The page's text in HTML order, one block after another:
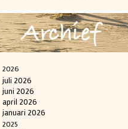
Archief
2026
juli 2026
juni 2026
april 2026
januari 2026
2025